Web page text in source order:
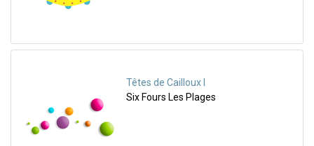
Têtes de Cailloux I
Six Fours Les Plages